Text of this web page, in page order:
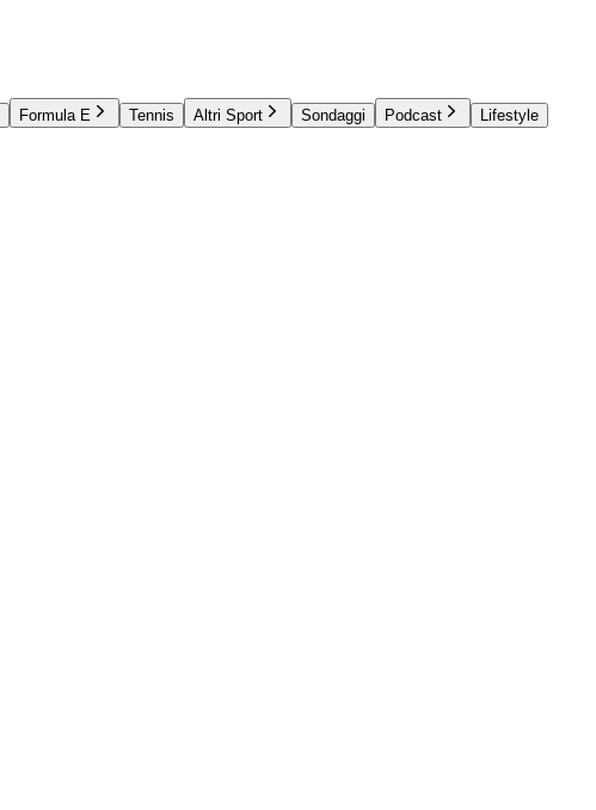
Formula E Tennis Altri Sport Sondaggi Podcast
Lifestyle